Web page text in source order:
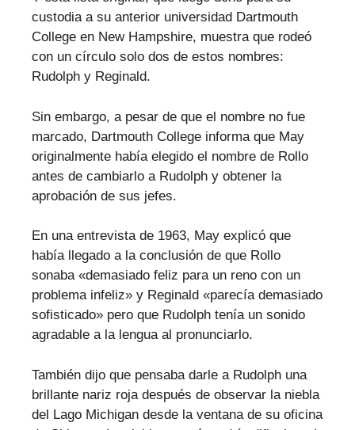
custodia a su anterior universidad Dartmouth
College en New Hampshire, muestra que rodeó
con un círculo solo dos de estos nombres:
Rudolph y Reginald.
Sin embargo, a pesar de que el nombre no fue
marcado, Dartmouth College informa que May
originalmente había elegido el nombre de Rollo
antes de cambiarlo a Rudolph y obtener la
aprobación de sus jefes.
En una entrevista de 1963, May explicó que
había llegado a la conclusión de que Rollo
sonaba «demasiado feliz para un reno con un
problema infeliz» y Reginald «parecía demasiado
sofisticado» pero que Rudolph tenía un sonido
agradable a la lengua al pronunciarlo.
También dijo que pensaba darle a Rudolph una
brillante nariz roja después de observar la niebla
del Lago Michigan desde la ventana de su oficina